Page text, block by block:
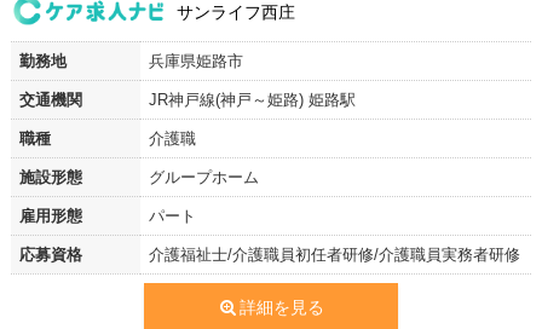
サンライフ西庄
勤務地 兵庫県姫路市
交通機関 JR神戸線(神戸～姫路) 姫路駅
職種 介護職
施設形態 グループホーム
雇用形態 パート
応募資格 介護福祉士/介護職員初任者研修/介護職員実務者研修
詳細を見る